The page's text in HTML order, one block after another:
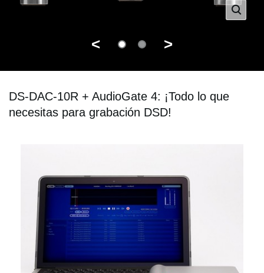
< >
DS-DAC-10R + AudioGate 4: ¡Todo lo que
necesitas para grabación DSD!